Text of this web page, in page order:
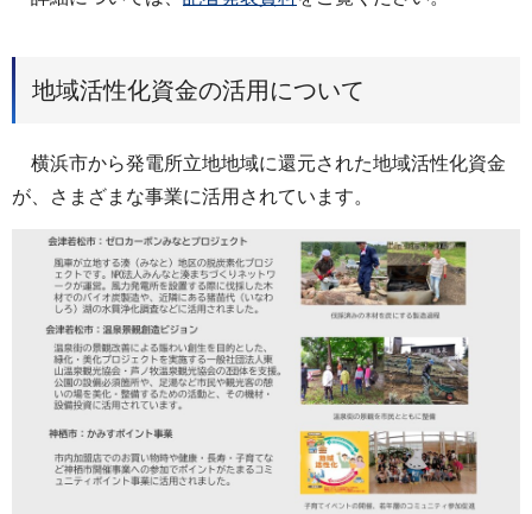
地域活性化資金の活用について
横浜市から発電所立地地域に還元された地域活性化資金
が、さまざまな事業に活用されています。